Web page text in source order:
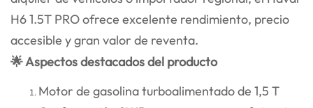
H6 1.5T PRO ofrece excelente rendimiento, precio
accesible y gran valor de reventa.
🌟 Aspectos destacados del producto
Motor de gasolina turboalimentado de 1,5 T